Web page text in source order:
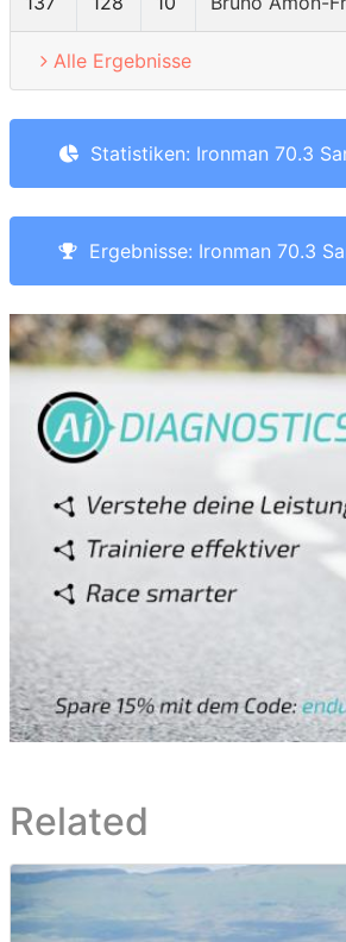
Alle Ergebnisse
Statistiken: Ironman 70.3
Ergebnisse: Ironman 70.3
Related